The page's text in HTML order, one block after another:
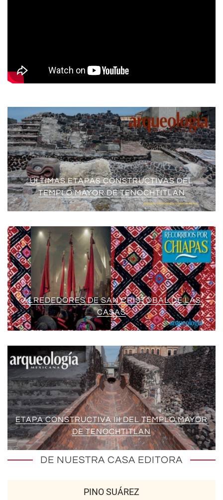
ÚLTIMAS ETAPAS CONSTRUCTIVAS DEL
TEMPLO MAYOR DE TENOCHTITLAN
ALREDEDORES DE SAN CRISTÓBAL DE LAS
CASAS
ETAPA CONSTRUCTIVA III DEL TEMPLO MAYOR
DE TENOCHTITLAN
DE NUESTRA CASA EDITORA
PINO SUÁREZ